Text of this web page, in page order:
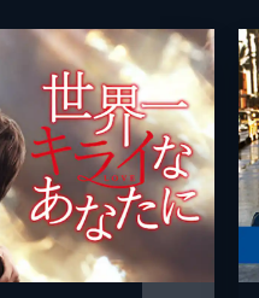
キャ
トム
ミー
デイ